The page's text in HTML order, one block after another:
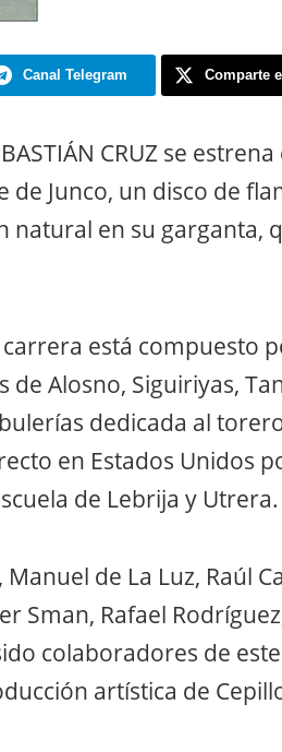
Canal Telegram Comparte
CRUZ se
de Junco, un disco de
natural en su garganta,
está compuesto
de Alosno, Siguiriyas,
dedicada al
en Estados Unidos
de Lebrija y Utrera.
de La Luz, Raúl
Sman, Rafael
colaboradores de
artística de